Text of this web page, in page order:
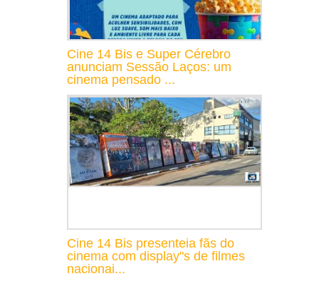
Cine 14 Bis e Super Cérebro
anunciam Sessão Laços: um
cinema pensado ...
Cine 14 Bis presenteia fãs do
cinema com display"s de filmes
nacionai...